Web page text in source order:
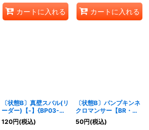
カートに入れる カートに入れる
〔状態B〕真壁スバル(リ
ーダー)【-】{BP03-
LD04}《ナイトメア》
120円(税込)
〔状態B〕パンプキンネ
クロマンサー【BR・プ
レミアム】{BP03-P25}
《ナイトメア》
50円(税込)